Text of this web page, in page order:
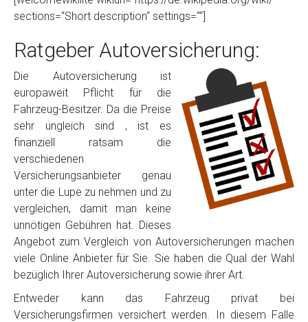
sections=“Short description“ settings=““]
Ratgeber Autoversicherung:
Die Autoversicherung ist
europaweit Pflicht für die
Fahrzeug-Besitzer. Da die Preise
sehr ungleich sind , ist es
finanziell ratsam die
verschiedenen
Versicherungsanbieter genau
unter die Lupe zu nehmen und zu
vergleichen, damit man keine
unnötigen Gebühren hat. Dieses
Angebot zum Vergleich von Autoversicherungen machen
viele Online Anbieter für Sie. Sie haben die Qual der Wahl
bezüglich Ihrer Autoversicherung sowie ihrer Art.
Entweder kann das Fahrzeug privat bei
Versicherungsfirmen versichert werden. In diesem Falle